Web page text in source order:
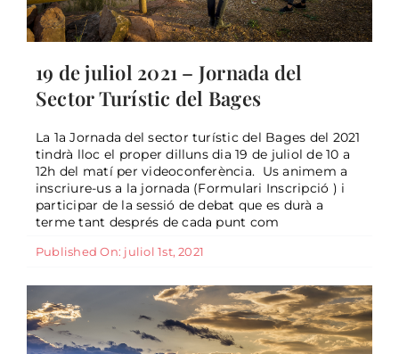
19 de juliol 2021 – Jornada del
Sector Turístic del Bages
La 1a Jornada del sector turístic del Bages del 2021
tindrà lloc el proper dilluns dia 19 de juliol de 10 a
12h del matí per videoconferència. Us animem a
inscriure-us a la jornada (Formulari Inscripció ) i
participar de la sessió de debat que es durà a
terme tant després de cada punt com
Published On: juliol 1st, 2021
10 indrets que no poden faltar a la
teva llista de patrimoni cultural
General